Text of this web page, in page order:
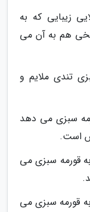
زیبایی که به
هم به آن می
تندی ملایم و
سبزی می دهد
است.
قورمه سبزی می
قورمه سبزی می